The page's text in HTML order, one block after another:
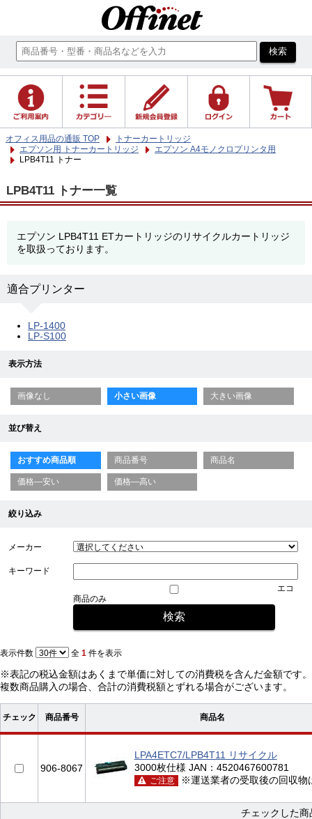
オフィス用品の通販 TOP
トナーカートリッジ
エプソン用 トナーカートリッジ
エプソン A4モノクロプリンタ用
LPB4T11 トナー
LPB4T11 トナー一覧
エプソン LPB4T11 ETカートリッジのリサイクルカートリッジ
を取扱っております。
適合プリンター
LP-1400
LP-S100
表示方法
画像なし 小さい画像 大きい画像
並び替え
おすすめ商品順 商品番号 商品名
価格—安い 価格—高い
絞り込み
メーカー
キーワード
エコ
商品のみ
表示件数 全 1 件を表示
※表記の税込金額はあくまで単価に対しての消費税を含んだ金額です。
複数商品購入の場合、合計の消費税額とずれる場合がございます。
チェック 商品番号 商品名
906-8067
LPA4ETC7/LPB4T11 リサイクル
3000枚仕様 JAN：4520467600781
ご注意 ※運送業者の受取後の回収
チェックした